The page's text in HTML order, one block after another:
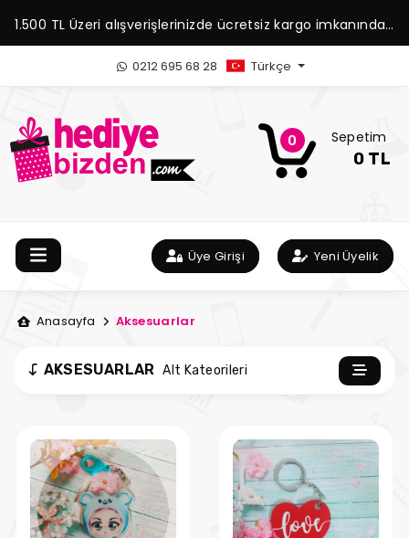
1.500 TL Üzeri alışverişlerinizde ücretsiz kargo imkanından
yararlanabilirsiniz.
0212 695 68 28 Türkçe
0 Sepetim
0 TL
Üye Girişi Yeni Üyelik
Anasayfa Aksesuarlar
AKSESUARLAR Alt Kateorileri